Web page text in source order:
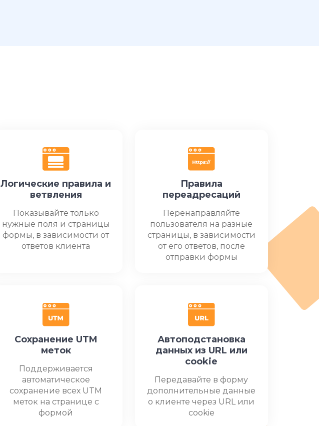
Логические правила и
ветвления
Показывайте только
нужные поля и страницы
формы, в зависимости от
ответов клиента
Правила
переадресаций
Перенаправляйте
пользователя на разные
страницы, в зависимости
от его ответов, после
отправки формы
Сохранение UTM
меток
Поддерживается
автоматическое
сохранение всех UTM
меток на странице с
формой
Автоподстановка
данных из URL или
cookie
Передавайте в форму
дополнительные данные
о клиенте через URL или
cookie